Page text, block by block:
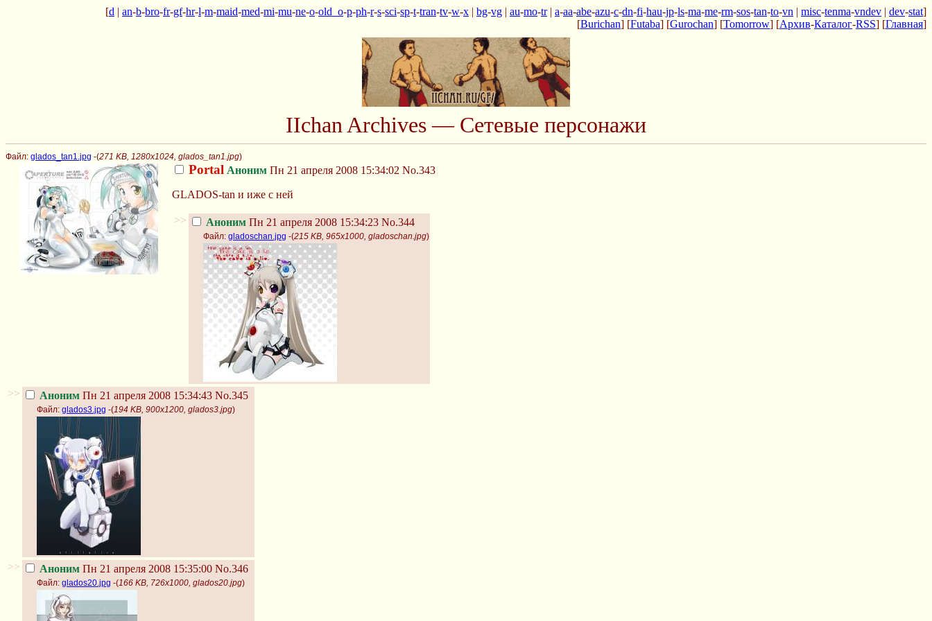
[d | an-b-bro-fr-gf-hr-l-m-maid-med-mi-mu-ne-o-old_o-p-ph-r-s-sci-sp-t-tran-tv-w-x | bg-vg | au-mo-tr| a-aa-abe-azu-c-dn-fi-hau-jp-ls-ma-me-rm-sos-tan-to-vn | misc-tenma-vndev | dev-stat]
[Burichan] [Futaba] [Gurochan] [Tomorrow] [Архив-Каталог-RSS] [Главная]
IIchan Archives — Сетевые персонажи
Файл: glados_tan1.jpg -(271 KB, 1280x1024, glados_tan1.jpg)
Portal Аноним Пн 21 апреля 2008 15:34:02 No.343
GLADOS-tan и иже с ней
>> Аноним Пн 21 апреля 2008 15:34:23 No.344
Файл: gladoschan.jpg -(215 KB, 965x1000, gladoschan.jpg)
>> Аноним Пн 21 апреля 2008 15:34:43 No.345
Файл: glados3.jpg -(194 KB, 900x1200, glados3.jpg)
>> Аноним Пн 21 апреля 2008 15:35:00 No.346
Файл: glados20.jpg -(166 KB, 726x1000, glados20.jpg)